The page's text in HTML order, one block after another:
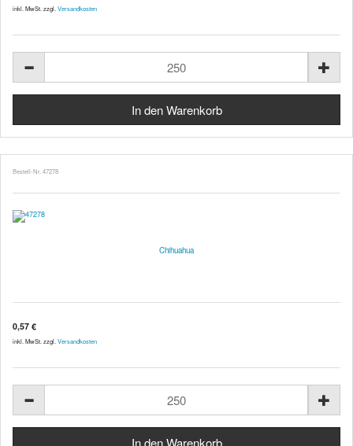
inkl. MwSt. zzgl. Versandkosten
Bestell-Nr. 47278
Chihuahua
0,57 €
inkl. MwSt. zzgl. Versandkosten